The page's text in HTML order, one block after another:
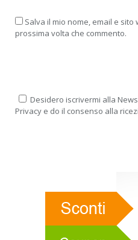
Salva il mio nome, email e
prossima volta che commento.
Desidero iscrivermi alla
Privacy e do il consenso alla